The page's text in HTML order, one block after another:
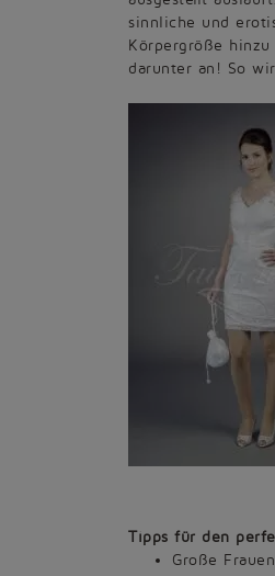
sinnliche und
Körpergröße
darunter an! So
Tipps für den
Große